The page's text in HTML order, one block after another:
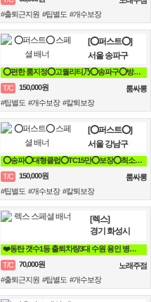
#출퇴근지원 #팁별도 #개수보장
[⭕퍼스트⭕]
서울 송파구
⭕편한 룸지정⭕고퀄리티乃⭕송파구⭕방이동⭕잠실⭕석촌동⭕강남구⭕서초구⭕논현동
T/C
150,000원
룸싸롱
#팁별도 #개수보장 #칼퇴보장
[⭕퍼스트⭕]
서울 강남구
⭕송파⭕대형클럽⭕TC15만⭕보장⭕최소5개⭕송파⭕방이⭕잠실⭕석촌⭕강남⭕역삼⭕선릉⭕
T/C
150,000원
룸싸롱
#팁별도 #개수보장 #칼퇴보장
[렉스]
경기 화성시
❤️동탄 갯수1등 출퇴차량3대 수원 용인 병점 동탄 오산❤️
T/C
70,000원
노래주점
#출퇴근지원 #팁별도 #개수보장